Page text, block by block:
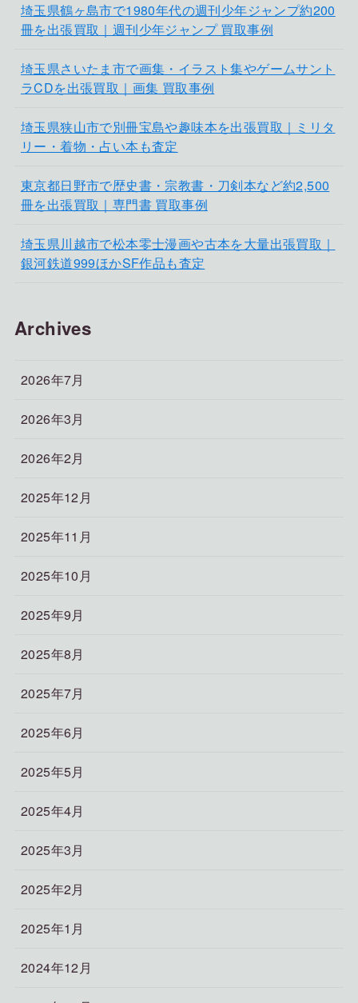
埼玉県鶴ヶ島市で1980年代の週刊少年ジャンプ約200
冊を出張買取｜週刊少年ジャンプ 買取事例
埼玉県さいたま市で画集・イラスト集やゲームサント
ラCDを出張買取｜画集 買取事例
埼玉県狭山市で別冊宝島や趣味本を出張買取｜ミリタ
リー・着物・占い本も査定
東京都日野市で歴史書・宗教書・刀剣本など約2,500
冊を出張買取｜専門書 買取事例
埼玉県川越市で松本零士漫画や古本を大量出張買取｜
銀河鉄道999ほかSF作品も査定
Archives
2026年7月
2026年3月
2026年2月
2025年12月
2025年11月
2025年10月
2025年9月
2025年8月
2025年7月
2025年6月
2025年5月
2025年4月
2025年3月
2025年2月
2025年1月
2024年12月